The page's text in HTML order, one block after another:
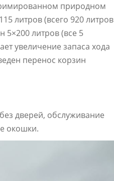
природном
литров (всего 920 литров
5×200 литров (все 5
увеличение запаса хода
перенос корзин
дверей, обслуживание
окошки.